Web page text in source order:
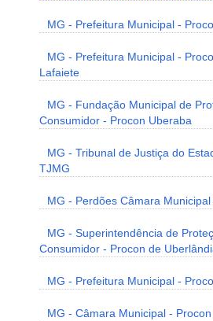
MG - Prefeitura Municipal -
MG - Prefeitura Municipal -
Lafaiete
MG - Fundação Municipal de
Consumidor - Procon Uberaba
MG - Tribunal de Justiça do
TJMG
MG - Perdões Câmara
MG - Superintendência de
Consumidor - Procon de
MG - Prefeitura Municipal -
MG - Câmara Municipal -